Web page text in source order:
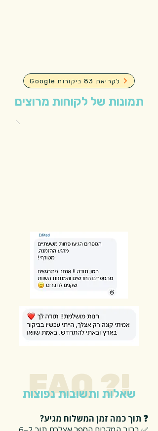
Google לקריאת 83 ביקורות
תמונות של לקוחות מרוצים
FAQ ?!
שאלות ותשובות נפוצות
❓ תוך כמה זמן המשלוח מגיע?